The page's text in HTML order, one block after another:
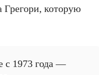
которую
с 1973 года —